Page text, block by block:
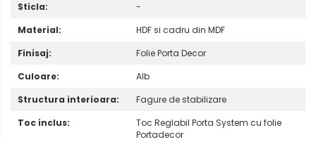
Sticla:
-
Material:
HDF si cadru din MDF
Finisaj:
Folie Porta Decor
Culoare:
Alb
Structura interioara:
Fagure de stabilizare
Toc inclus:
Toc Reglabil Porta System cu folie
Portadecor